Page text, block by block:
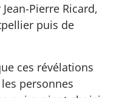
Pierre Ricard,
puis de
ces révélations
personnes